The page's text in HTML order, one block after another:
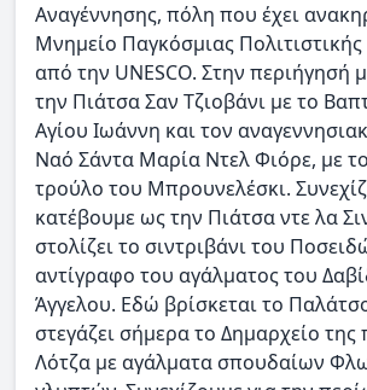
Αναγέννησης, πόλη που έχει
Μνημείο Παγκόσμιας
από την UNESCO. Στην περιήγησή
την Πιάτσα Σαν Τζιοβάνι με το
Αγίου Ιωάννη και τον
Ναό Σάντα Μαρία Ντελ Φιόρε, με
τρούλο του Μπρουνελέσκι.
κατέβουμε ως την Πιάτσα ντε λα
στολίζει το σιντριβάνι του
αντίγραφο του αγάλματος του
Άγγελου. Εδώ βρίσκεται το
στεγάζει σήμερα το Δημαρχείο της
Λότζα με αγάλματα σπουδαίων